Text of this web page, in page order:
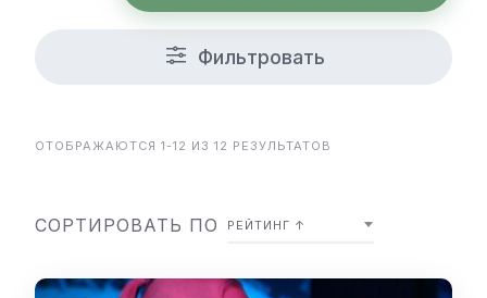
Фильтровать
ОТОБРАЖАЮТСЯ 1-12 ИЗ 12 РЕЗУЛЬТАТОВ
СОРТИРОВАТЬ ПО РЕЙТИНГ ↑